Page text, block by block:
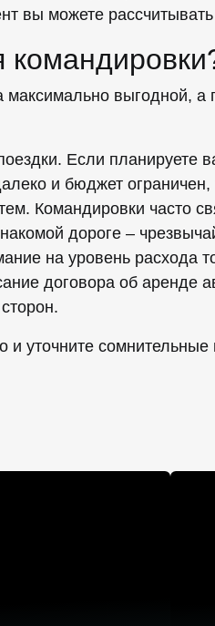
вы можете
выгодной,
Если
и бюджет
Командировки часто
дороге –
на уровень расхода
договора об аренде
и уточните